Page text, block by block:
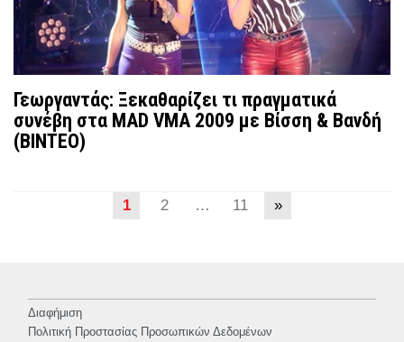
Γεωργαντάς: Ξεκαθαρίζει τι πραγματικά
συνέβη στα MAD VMA 2009 με Βίσση & Βανδή
(ΒΙΝΤΕΟ)
1 2 … 11 »
Διαφήμιση
Πολιτική Προστασίας Προσωπικών Δεδομένων